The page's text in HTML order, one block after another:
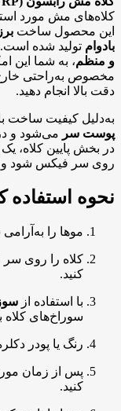
کلاه‌های مش مورد
این محصول ساخت
بادوام تولید شده
و منظم، به شما این
مخصوص به‌راحتی خارج
دقت بالا انجام دهید.
به‌دلیل کیفیت ساخت
پوست سر می‌شود و
در بخش پایین کلاه، یک
روی سر فیکس شود و
نحوه
موها را به‌آرامی
کلاه را روی سر
کنید.
با استفاده از
سوراخ‌های کلاه
رنگ یا پودر
پس از زمان
کنید.